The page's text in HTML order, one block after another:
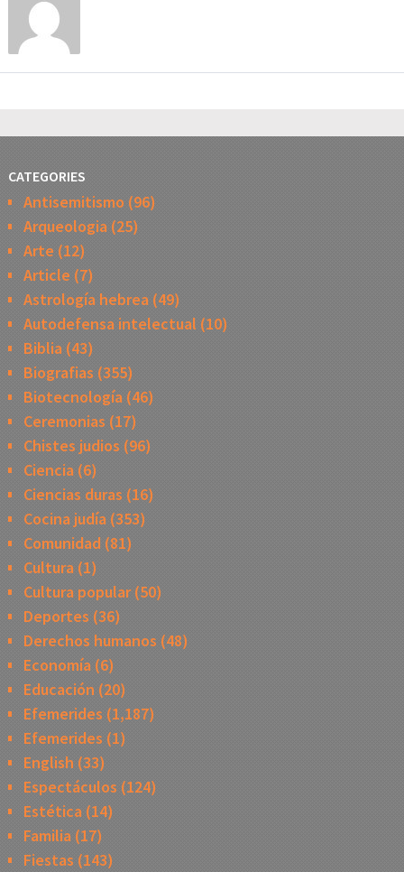
CATEGORIES
Antisemitismo (96)
Arqueologia(25)
Arte (12)
Article (7)
Astrología hebrea(49)
Autodefensa intelectual (10)
Biblia(43)
Biografias (355)
Biotecnología(46)
Ceremonias (17)
Chistes judios (96)
Ciencia(6)
Ciencias duras (16)
Cocina judía(353)
Comunidad(81)
Cultura(1)
Cultura popular(50)
Deportes (36)
Derechos humanos (48)
Economía(6)
Educación (20)
Efemerides (1,187)
Efemerides (1)
English (33)
Espectáculos (124)
Estética(14)
Familia(17)
Fiestas (143)